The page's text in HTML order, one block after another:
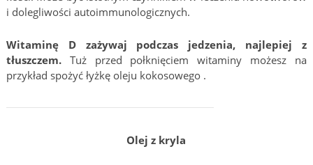
i dolegliwości autoimmunologicznych.
Witaminę D zażywaj podczas jedzenia, najlepiej z
tłuszczem.Tuż przed połknięciem witaminy możesz na
przykład spożyć łyżkę oleju kokosowego .
Olej z kryla